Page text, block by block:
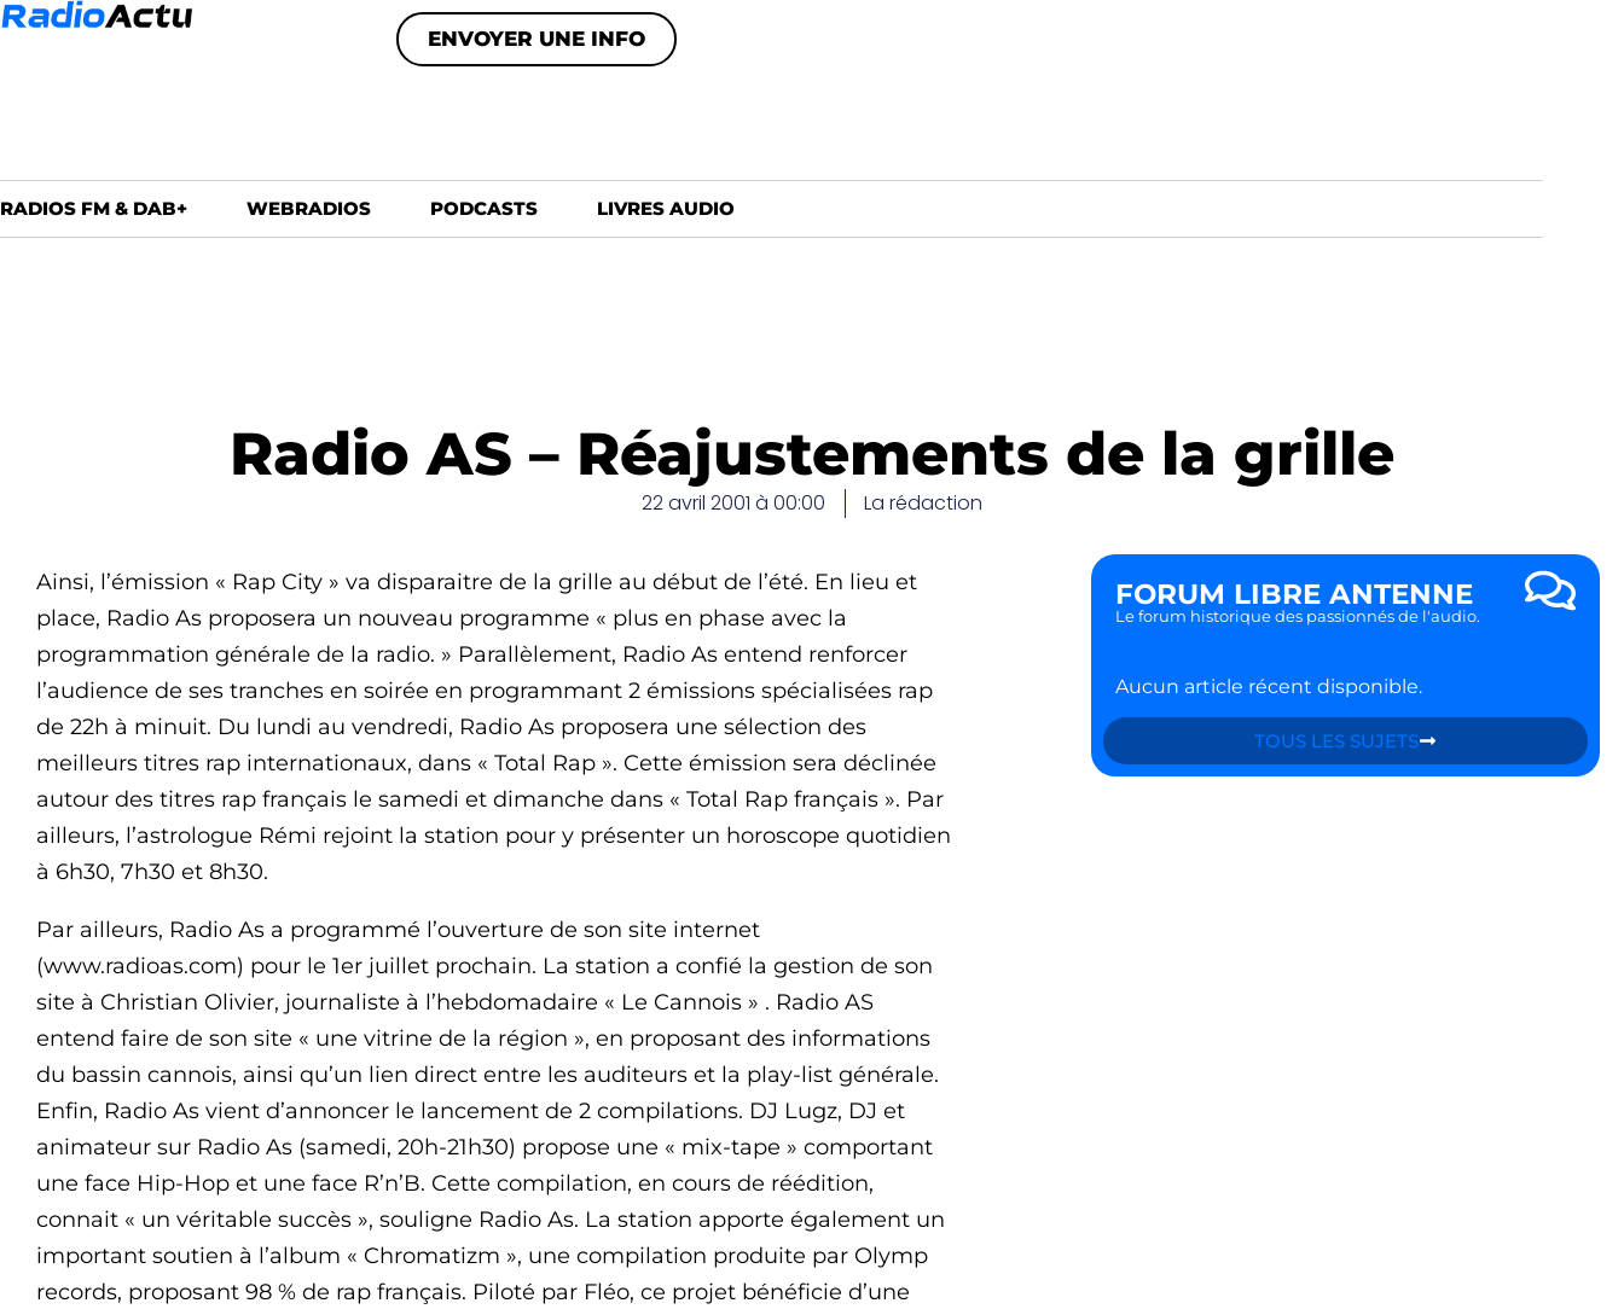
ENVOYER UNE INFO
RADIOS FM & DAB+ WEBRADIOS PODCASTS LIVRES AUDIO
Radio AS – Réajustements de la grille
22 avril 2001 à 00:00 La rédaction
Ainsi, l’émission « Rap City » va disparaitre de la grille au début de l’été. En lieu et
place, Radio As proposera un nouveau programme « plus en phase avec la
programmation générale de la radio. » Parallèlement, Radio As entend renforcer
l’audience de ses tranches en soirée en programmant 2 émissions spécialisées rap
de 22h à minuit. Du lundi au vendredi, Radio As proposera une sélection des
meilleurs titres rap internationaux, dans « Total Rap ». Cette émission sera déclinée
autour des titres rap français le samedi et dimanche dans « Total Rap français ». Par
ailleurs, l’astrologue Rémi rejoint la station pour y présenter un horoscope quotidien
à 6h30, 7h30 et 8h30.
Par ailleurs, Radio As a programmé l’ouverture de son site internet
(www.radioas.com) pour le 1er juillet prochain. La station a confié la gestion de son
site à Christian Olivier, journaliste à l’hebdomadaire « Le Cannois » . Radio AS
entend faire de son site « une vitrine de la région », en proposant des informations
du bassin cannois, ainsi qu’un lien direct entre les auditeurs et la play-list générale.
Enfin, Radio As vient d’annoncer le lancement de 2 compilations. DJ Lugz, DJ et
animateur sur Radio As (samedi, 20h-21h30) propose une « mix-tape » comportant
une face Hip-Hop et une face R’n’B. Cette compilation, en cours de réédition,
connait « un véritable succès », souligne Radio As. La station apporte également un
important soutien à l’album « Chromatizm », une compilation produite par Olymp
records, proposant 98 % de rap français. Piloté par Fléo, ce projet bénéficie d’une
FORUM LIBRE ANTENNE
Le forum historique des passionnés de l'audio.
Aucun article récent disponible.
TOUS LES SUJETS